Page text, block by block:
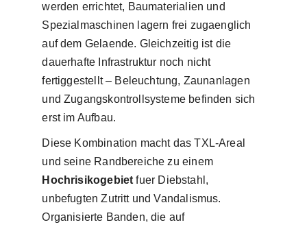
werden errichtet, Baumaterialien und
Spezialmaschinen lagern frei zugaenglich
auf dem Gelaende. Gleichzeitig ist die
dauerhafte Infrastruktur noch nicht
fertiggestellt – Beleuchtung, Zaunanlagen
und Zugangskontrollsysteme befinden sich
erst im Aufbau.
Diese Kombination macht das TXL-Areal
und seine Randbereiche zu einem
Hochrisikogebiet fuer Diebstahl,
unbefugten Zutritt und Vandalismus.
Organisierte Banden, die auf